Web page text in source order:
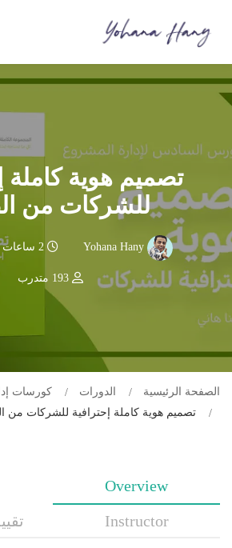
تصميم هوية كاملة
للشركات من
Yohana Hany 2 ساعات
193 متدرب
الصفحة الرئيسية الدورات
كورسات
تصميم هوية كاملة إحترافية للشركات من
Overview
Instructor